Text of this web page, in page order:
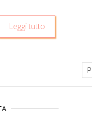
Leggi tutto
degli